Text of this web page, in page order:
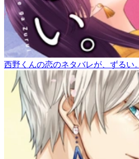
西野くんの恋のネタバレが、ずるい。